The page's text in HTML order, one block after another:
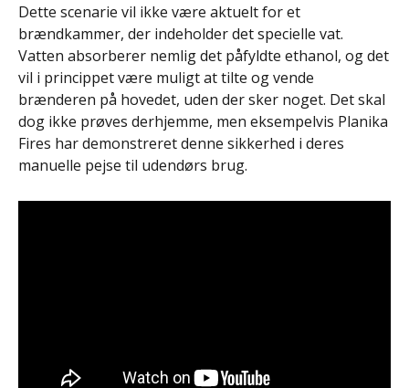
Dette scenarie vil ikke være aktuelt for et
brændkammer, der indeholder det specielle vat.
Vatten absorberer nemlig det påfyldte ethanol, og det
vil i princippet være muligt at tilte og vende
brænderen på hovedet, uden der sker noget. Det skal
dog ikke prøves derhjemme, men eksempelvis Planika
Fires har demonstreret denne sikkerhed i deres
manuelle pejse til udendørs brug.